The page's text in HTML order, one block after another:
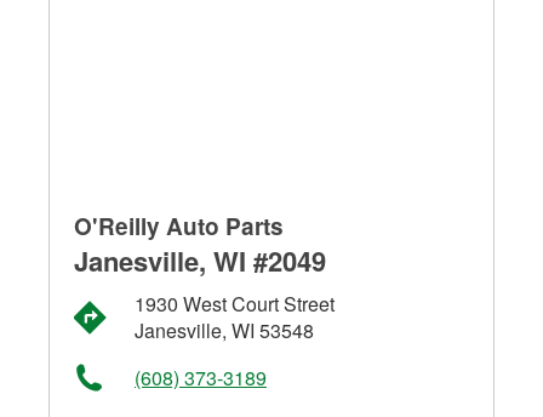
O'Reilly Auto Parts
Janesville, WI #2049
1930 West Court Street
Janesville, WI 53548
(608) 373-3189